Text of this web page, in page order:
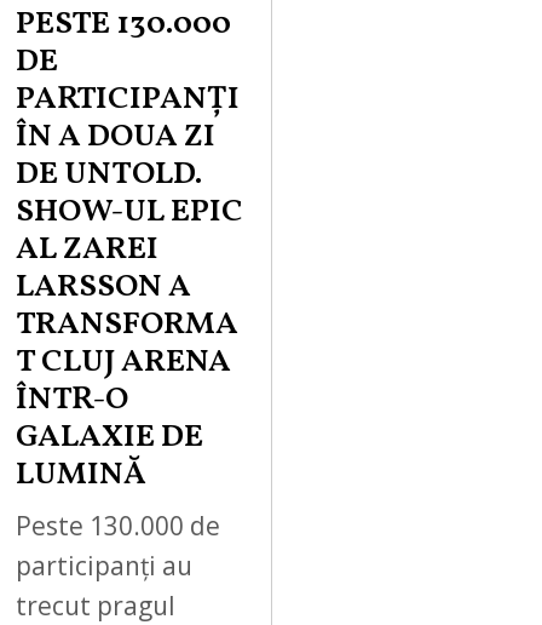
PESTE 130.000
DE
PARTICIPANȚI
ÎN A DOUA ZI
DE UNTOLD.
SHOW-UL EPIC
AL ZAREI
LARSSON A
TRANSFORMA
T CLUJ ARENA
ÎNTR-O
GALAXIE DE
LUMINĂ
Peste 130.000 de
participanți au
trecut pragul